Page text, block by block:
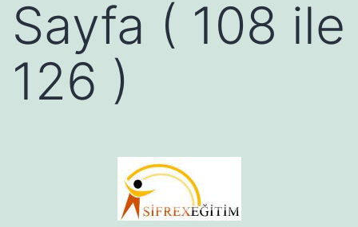
Sayfa ( 108 ile
126 )